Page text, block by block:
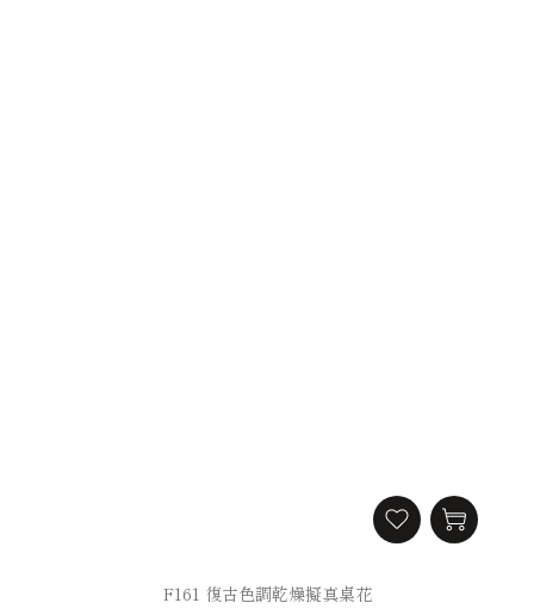
F161 復古色調乾燥擬真桌花